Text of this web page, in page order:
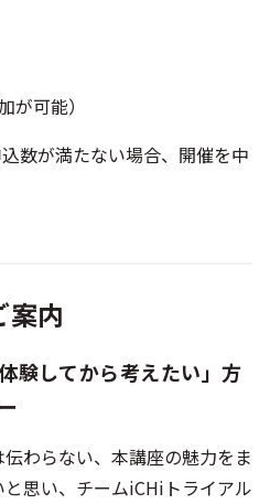
が可能）
が満たない場合、開催を中
案内
験してから考えたい」方
わらない、本講座の魅力をま
思い、チームiCHiトライアル